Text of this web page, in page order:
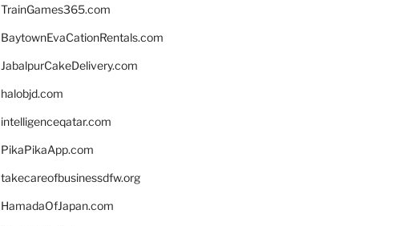
TrainGames365.com
BaytownEvaCationRentals.com
JabalpurCakeDelivery.com
halobjd.com
intelligenceqatar.com
PikaPikaApp.com
takecareofbusinessdfw.org
HamadaOfJapan.com